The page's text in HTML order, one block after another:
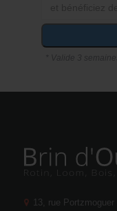
13, rue Portzmoguer